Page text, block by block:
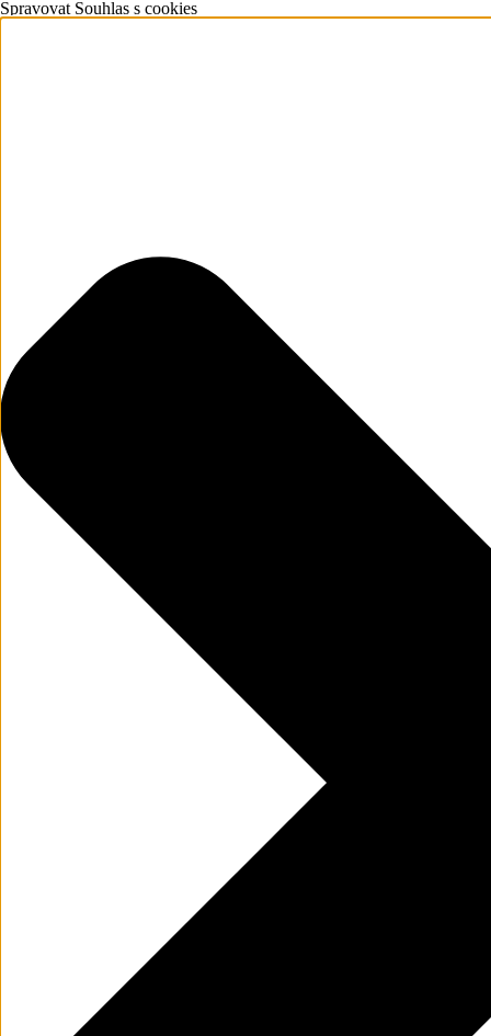
Spravovat Souhlas s cookies